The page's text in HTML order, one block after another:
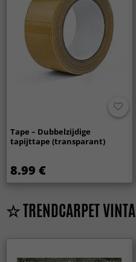
Tape – Dubbelzijdige
tapijttape (transparant)
8.99 €
☆ TRENDCARPET